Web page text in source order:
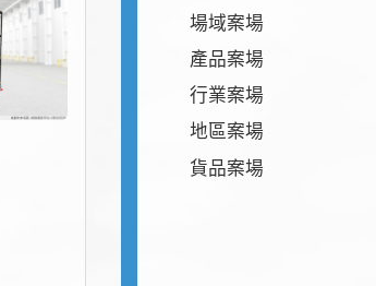
場域案場
產品案場
行業案場
地區案場
貨品案場